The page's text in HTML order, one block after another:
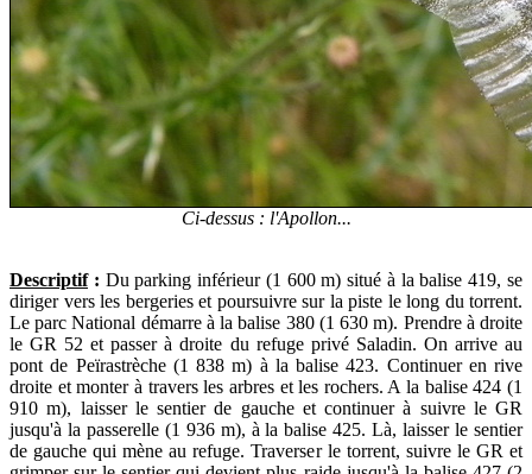
Ci-dessus : l'Apollon...
Descriptif: Du parking inférieur (1 600 m) situé à la balise 419, se
diriger vers les bergeries et poursuivre sur la piste le long du torrent.
Le parc National démarre à la balise 380 (1 630 m). Prendre à droite
le GR 52 et passer à droite du refuge privé Saladin. On arrive au
pont de Peïrastrèche (1 838 m) à la balise 423. Continuer en rive
droite et monter à travers les arbres et les rochers. A la balise 424 (1
910 m), laisser le sentier de gauche et continuer à suivre le GR
jusqu'à la passerelle (1 936 m), à la balise 425. Là, laisser le sentier
de gauche qui mène au refuge. Traverser le torrent, suivre le GR et